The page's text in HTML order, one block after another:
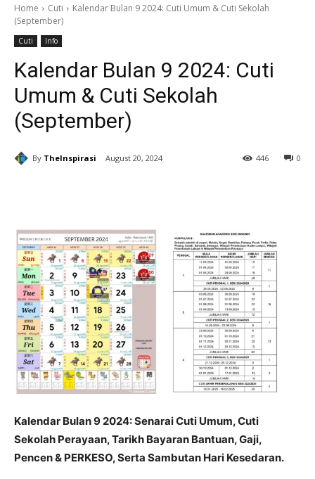
Home Cuti
Kalendar Bulan 9 2024: Cuti Umum & Cuti Sekolah
(September)
Cuti Info
Kalendar Bulan 9 2024: Cuti
Umum & Cuti Sekolah
(September)
By TheInspirasi August 20, 2024 0
446
Kalendar Bulan 9 2024: Senarai Cuti Umum, Cuti
Sekolah Perayaan, Tarikh Bayaran Bantuan, Gaji,
Pencen & PERKESO, Serta Sambutan Hari Kesedaran.